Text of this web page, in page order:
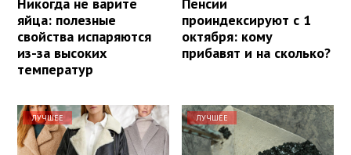
Никогда не варите
яйца: полезные
свойства испаряются
из-за высоких
температур
Пенсии
проиндексируют с 1
октября: кому
прибавят и на сколько?
ЛУЧШЕЕ ЛУЧШЕЕ